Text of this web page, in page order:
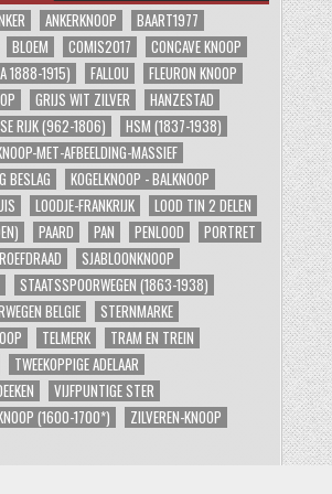
ANKERKNOOP
BAART1977
BLOEM COMIS2017
CONCAVE KNOOP
1888-1915)
FALLOU
FLEURON KNOOP
GRIJS WIT ZILVER
HANZESTAD
RIJK (962-1806)
HSM (1837-1938)
MET-AFBEELDING-MASSIEF
BESLAG
KOGELKNOOP - BALKNOOP
LOODJE-FRANKRIJK
LOOD TIN 2 DELEN
PAARD PAN PENLOOD
PORTRET
SJABLOONKNOOP
STAATSSPOORWEGEN (1863-1938)
BELGIE
STERNMARKE
TELMERK
TRAM EN TREIN
TWEEKOPPIGE ADELAAR
VIJFPUNTIGE STER
(1600-1700*)
ZILVEREN-KNOOP